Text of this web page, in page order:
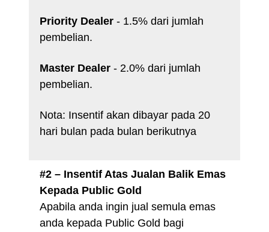
Priority Dealer - 1.5% dari jumlah
pembelian.
Master Dealer - 2.0% dari jumlah
pembelian.
Nota: Insentif akan dibayar pada 20
hari bulan pada bulan berikutnya
#2 – Insentif Atas Jualan Balik Emas
Kepada Public Gold
Apabila anda ingin jual semula emas
anda kepada Public Gold bagi